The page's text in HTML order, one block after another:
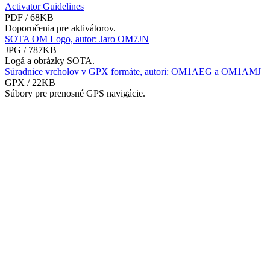
Activator Guidelines
PDF / 68KB
Doporučenia pre aktivátorov.
SOTA OM Logo, autor: Jaro OM7JN
JPG / 787KB
Logá a obrázky SOTA.
Súradnice vrcholov v GPX formáte, autori: OM1AEG a OM1AMJ
GPX / 22KB
Súbory pre prenosné GPS navigácie.